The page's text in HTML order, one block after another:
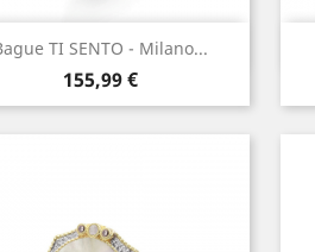
TI SENTO - Milano...
Prix
155,99 €
Aperçu rapide